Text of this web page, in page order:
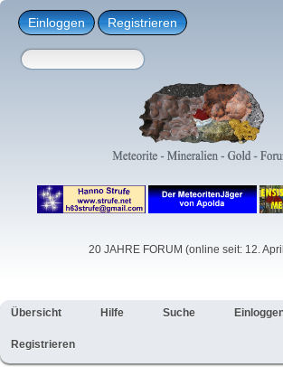
Einloggen Registrieren
20 JAHRE FORUM (online seit: 12.
Übersicht Hilfe Suche
Registrieren